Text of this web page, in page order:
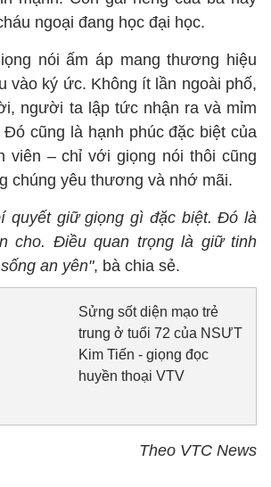
ngoại đang học đại học.
nói ấm áp mang thương hiệu
vào ký ức. Không ít lần ngoài phố,
người ta lập tức nhận ra và mỉm
cũng là hạnh phúc đặc biệt của
viên – chỉ với giọng nói thôi cũng
chúng yêu thương và nhớ mãi.
quyết giữ giọng gì đặc biệt. Đó là
cho. Điều quan trọng là giữ tinh
an yên", bà chia sẻ.
Sửng sốt diện mạo trẻ
trung ở tuổi 72 của NSƯT
Kim Tiến - giọng đọc
huyền thoại VTV
Theo VTC News